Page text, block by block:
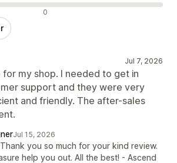
0
Jul 7, 2026
my shop. I needed to get in
support and they were very
and friendly. The after-sales
Jul 15, 2026
you so much for your kind review.
help you out. All the best! - Ascend